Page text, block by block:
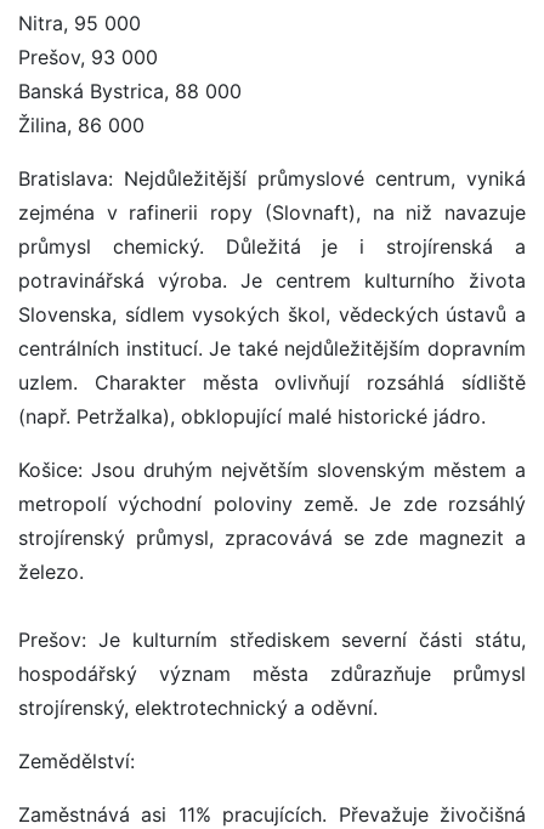
Nitra, 95 000
Prešov, 93 000
Banská Bystrica, 88 000
Žilina, 86 000
Bratislava: Nejdůležitější průmyslové centrum, vyniká
zejména v rafinerii ropy (Slovnaft), na niž navazuje
průmysl chemický. Důležitá je i strojírenská a
potravinářská výroba. Je centrem kulturního života
Slovenska, sídlem vysokých škol, vědeckých ústavů a
centrálních institucí. Je také nejdůležitějším dopravním
uzlem. Charakter města ovlivňují rozsáhlá sídliště
(např. Petržalka), obklopující malé historické jádro.
Košice: Jsou druhým největším slovenským městem a
metropolí východní poloviny země. Je zde rozsáhlý
strojírenský průmysl, zpracovává se zde magnezit a
železo.
Prešov: Je kulturním střediskem severní části státu,
hospodářský význam města zdůrazňuje průmysl
strojírenský, elektrotechnický a oděvní.
Zemědělství:
Zaměstnává asi 11% pracujících. Převažuje živočišná